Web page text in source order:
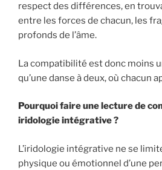
respect des différences, en
entre les forces de chacun, les
profonds de l’âme.
La compatibilité est donc moins
qu’une danse à deux, où chacun
Pourquoi faire une lecture de
iridologie intégrative ?
L’iridologie intégrative ne se
physique ou émotionnel d’une